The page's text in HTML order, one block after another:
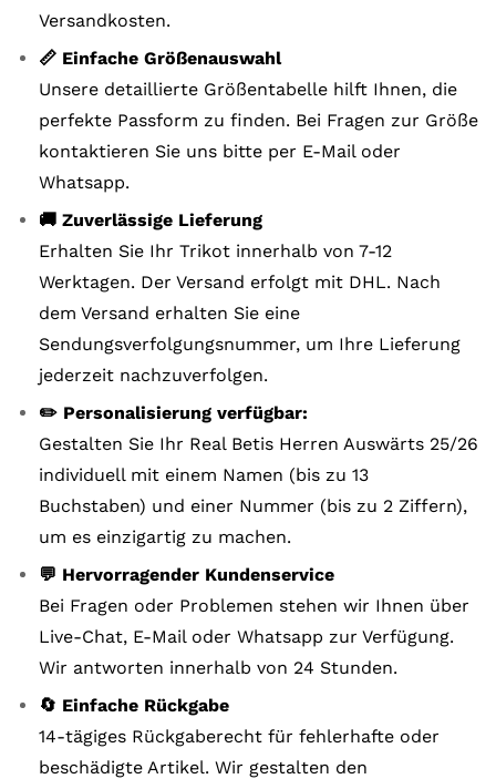
Versandkosten.
📏 Einfache Größenauswahl
Unsere detaillierte Größentabelle hilft Ihnen, die
perfekte Passform zu finden. Bei Fragen zur Größe
kontaktieren Sie uns bitte per E-Mail oder
Whatsapp.
🚚 Zuverlässige Lieferung
Erhalten Sie Ihr Trikot innerhalb von 7-12
Werktagen. Der Versand erfolgt mit DHL. Nach
dem Versand erhalten Sie eine
Sendungsverfolgungsnummer, um Ihre Lieferung
jederzeit nachzuverfolgen.
✏️ Personalisierung verfügbar:
Gestalten Sie Ihr Real Betis Herren Auswärts 25/26
individuell mit einem Namen (bis zu 13
Buchstaben) und einer Nummer (bis zu 2 Ziffern),
um es einzigartig zu machen.
💬 Hervorragender Kundenservice
Bei Fragen oder Problemen stehen wir Ihnen über
Live-Chat, E-Mail oder Whatsapp zur Verfügung.
Wir antworten innerhalb von 24 Stunden.
🔄 Einfache Rückgabe
14-tägiges Rückgaberecht für fehlerhafte oder
beschädigte Artikel. Wir gestalten den